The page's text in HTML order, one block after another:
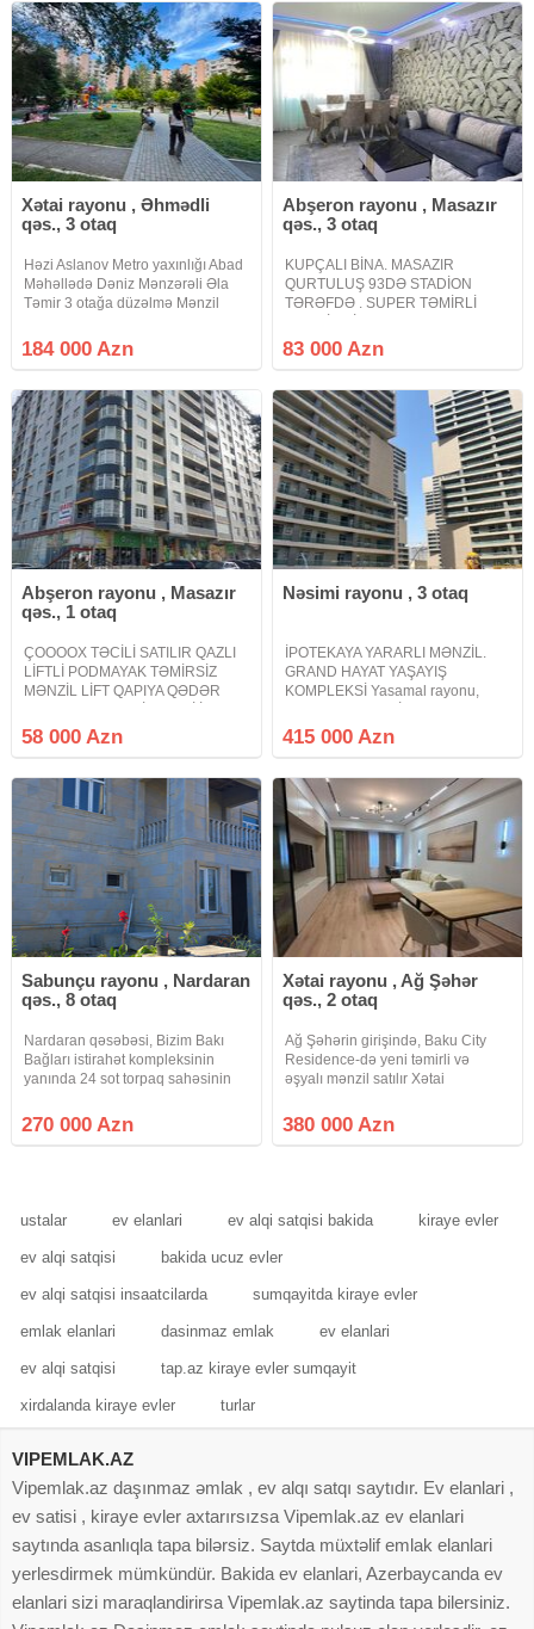
mərtəbədə yerləşən, geniş və
işıqlı 6
Xətai rayonu , Əhmədli
qəs., 3 otaq
Həzi Aslanov Metro yaxınlığı Abad
Məhəllədə Dəniz Mənzərəli Əla
Təmir 3 otağa düzəlmə Mənzil
Mərtəbənin 4 cü mərtəbəsi. Orta
blokda yerləşir. İstilik sistemi=
184 000 Azn
Abşeron rayonu , Masazır
qəs., 3 otaq
KUPÇALI BİNA. MASAZIR
QURTULUŞ 93DƏ STADİON
TƏRƏFDƏ . SUPER TƏMİRLİ
SATILIR. Masazır Qurtuluş 93də
stadion tərəfdə super təmirli
mənzil hamam sanitar qovşağı
mətbəx
83 000 Azn
Abşeron rayonu , Masazır
qəs., 1 otaq
ÇOOOOX TƏCİLİ SATILIR QAZLI
LİFTLİ PODMAYAK TƏMİRSİZ
MƏNZİL LİFT QAPIYA QƏDƏR
TİKİLƏN QƏSR YAŞAYIŞ
KOMPLEKSİNDƏ. Masazırın ən
keyfiyyətli ideal tikilən Qəsr
58 000 Azn
Nəsimi rayonu , 3 otaq
İPOTEKAYA YARARLI MƏNZİL.
GRAND HAYAT YAŞAYIŞ
KOMPLEKSİ Yasamal rayonu,
yanında yerləşən 27 mərtəbəli
yeni tikili binanın 22-ci
satılır
415 000 Azn
Sabunçu rayonu , Nardaran
qəs., 8 otaq
Nardaran qəsəbəsi, Bizim Bakı
Bağları istirahət kompleksinin
yanında 24 sot torpaq sahəsinin
sahəsi 324 m²-dir. 1-ci mərtəbə
162 m² Koridor, Foye 2 otaq
270 000 Azn
Xətai rayonu , Ağ Şəhər
qəs., 2 otaq
Ağ Şəhərin girişində, Baku City
Residence-də yeni təmirli və
əşyalı mənzil satılır Xətai
Şəhər layihəsinə daxil olan
prestijli Baku City Residence
380 000 Azn
ustalar ev elanlari ev alqi satqisi bakida kiraye evler
ev alqi satqisi bakida ucuz evler
ev alqi satqisi insaatcilarda sumqayitda kiraye evler
emlak elanlari dasinmaz emlak ev elanlari
ev alqi satqisi tap.az kiraye evler sumqayit
xirdalanda kiraye evler turlar
VIPEMLAK.AZ
Vipemlak.az daşınmaz əmlak , ev alqı satqı saytıdır. Ev elanlari ,
ev satisi , kiraye evler axtarırsızsa Vipemlak.az ev elanlari
saytında asanlıqla tapa bilərsiz. Saytda müxtəlif emlak elanlari
yerlesdirmek mümkündür. Bakida ev elanlari, Azerbaycanda ev
elanlari sizi maraqlandirirsa Vipemlak.az saytinda tapa bilersiniz.